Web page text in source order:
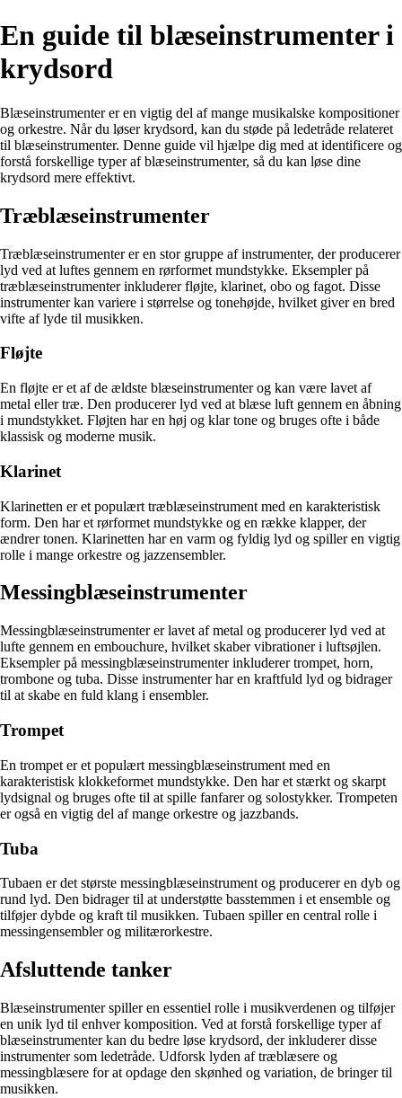
En guide til blæseinstrumenter i
krydsord
Blæseinstrumenter er en vigtig del af mange musikalske kompositioner
og orkestre. Når du løser krydsord, kan du støde på ledetråde relateret
til blæseinstrumenter. Denne guide vil hjælpe dig med at identificere og
forstå forskellige typer af blæseinstrumenter, så du kan løse dine
krydsord mere effektivt.
Træblæseinstrumenter
Træblæseinstrumenter er en stor gruppe af instrumenter, der producerer
lyd ved at luftes gennem en rørformet mundstykke. Eksempler på
træblæseinstrumenter inkluderer fløjte, klarinet, obo og fagot. Disse
instrumenter kan variere i størrelse og tonehøjde, hvilket giver en bred
vifte af lyde til musikken.
Fløjte
En fløjte er et af de ældste blæseinstrumenter og kan være lavet af
metal eller træ. Den producerer lyd ved at blæse luft gennem en åbning
i mundstykket. Fløjten har en høj og klar tone og bruges ofte i både
klassisk og moderne musik.
Klarinet
Klarinetten er et populært træblæseinstrument med en karakteristisk
form. Den har et rørformet mundstykke og en række klapper, der
ændrer tonen. Klarinetten har en varm og fyldig lyd og spiller en vigtig
rolle i mange orkestre og jazzensembler.
Messingblæseinstrumenter
Messingblæseinstrumenter er lavet af metal og producerer lyd ved at
lufte gennem en embouchure, hvilket skaber vibrationer i luftsøjlen.
Eksempler på messingblæseinstrumenter inkluderer trompet, horn,
trombone og tuba. Disse instrumenter har en kraftfuld lyd og bidrager
til at skabe en fuld klang i ensembler.
Trompet
En trompet er et populært messingblæseinstrument med en
karakteristisk klokkeformet mundstykke. Den har et stærkt og skarpt
lydsignal og bruges ofte til at spille fanfarer og solostykker. Trompeten
er også en vigtig del af mange orkestre og jazzbands.
Tuba
Tubaen er det største messingblæseinstrument og producerer en dyb og
rund lyd. Den bidrager til at understøtte basstemmen i et ensemble og
tilføjer dybde og kraft til musikken. Tubaen spiller en central rolle i
messingensembler og militærorkestre.
Afsluttende tanker
Blæseinstrumenter spiller en essentiel rolle i musikverdenen og tilføjer
en unik lyd til enhver komposition. Ved at forstå forskellige typer af
blæseinstrumenter kan du bedre løse krydsord, der inkluderer disse
instrumenter som ledetråde. Udforsk lyden af træblæsere og
messingblæsere for at opdage den skønhed og variation, de bringer til
musikken.